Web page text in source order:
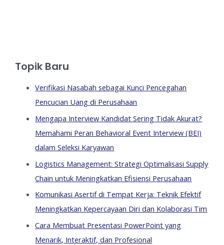
Topik Baru
Verifikasi Nasabah sebagai Kunci Pencegahan
Pencucian Uang di Perusahaan
Mengapa Interview Kandidat Sering Tidak Akurat?
Memahami Peran Behavioral Event Interview (BEI)
dalam Seleksi Karyawan
Logistics Management: Strategi Optimalisasi Supply
Chain untuk Meningkatkan Efisiensi Perusahaan
Komunikasi Asertif di Tempat Kerja: Teknik Efektif
Meningkatkan Kepercayaan Diri dan Kolaborasi Tim
Cara Membuat Presentasi PowerPoint yang
Menarik, Interaktif, dan Profesional